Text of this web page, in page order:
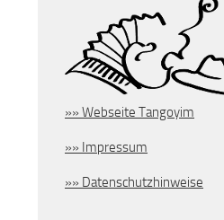
»» Webseite Tangoyim
»» Impressum
»» Datenschutzhinweise